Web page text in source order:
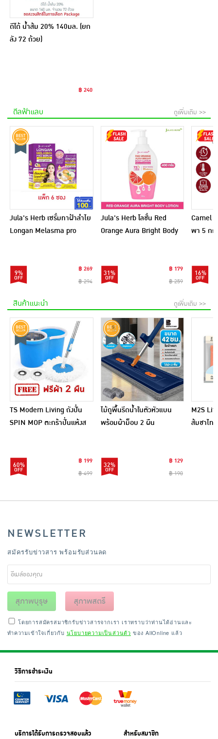
ดีโด้ น้ำส้ม 20% 140มล. (ยก
ลัง 72 ถ้วย)
฿ 240
ดีลฟ้าแลบ ดูเพิ่มเติม >>
Jula's Herb เซรั่มทาฝ้าลำไย
Longan Melasma pro
9%
฿ 269
฿ 294
Jula's Herb โลชั่น Red
Orange Aura Bright Body
31%
฿ 179
฿ 259
Camel
พา 5 กก
16%
สินค้าแนะนำ ดูเพิ่มเติม >>
TS Modern Living ถังปั่น
SPIN MOP ตะกร้าปั่นแห้งส
60%
฿ 199
฿ 499
ไม้ถูพื้นรีดน้ำในตัวหัวแบน
พร้อมผ้าม็อบ 2 ผืน
32%
฿ 129
฿ 190
M2S
ส้มชาไท
NEWSLETTER
สมัครรับข่าวสาร พร้อมรับส่วนลด
สุภาพบุรุษ สุภาพสตรี
โดยการสมัครสมาชิกรับข่าวสารจากเรา เราทราบว่าท่านได้อ่านและ
ทำความเข้าใจเกี่ยวกับ นโยบายความเป็นส่วนตัว ของ AllOnline แล้ว
วิธีการชำระเงิน
บริการได้รับการตรวจสอบแล้ว สำหรับสมาชิก